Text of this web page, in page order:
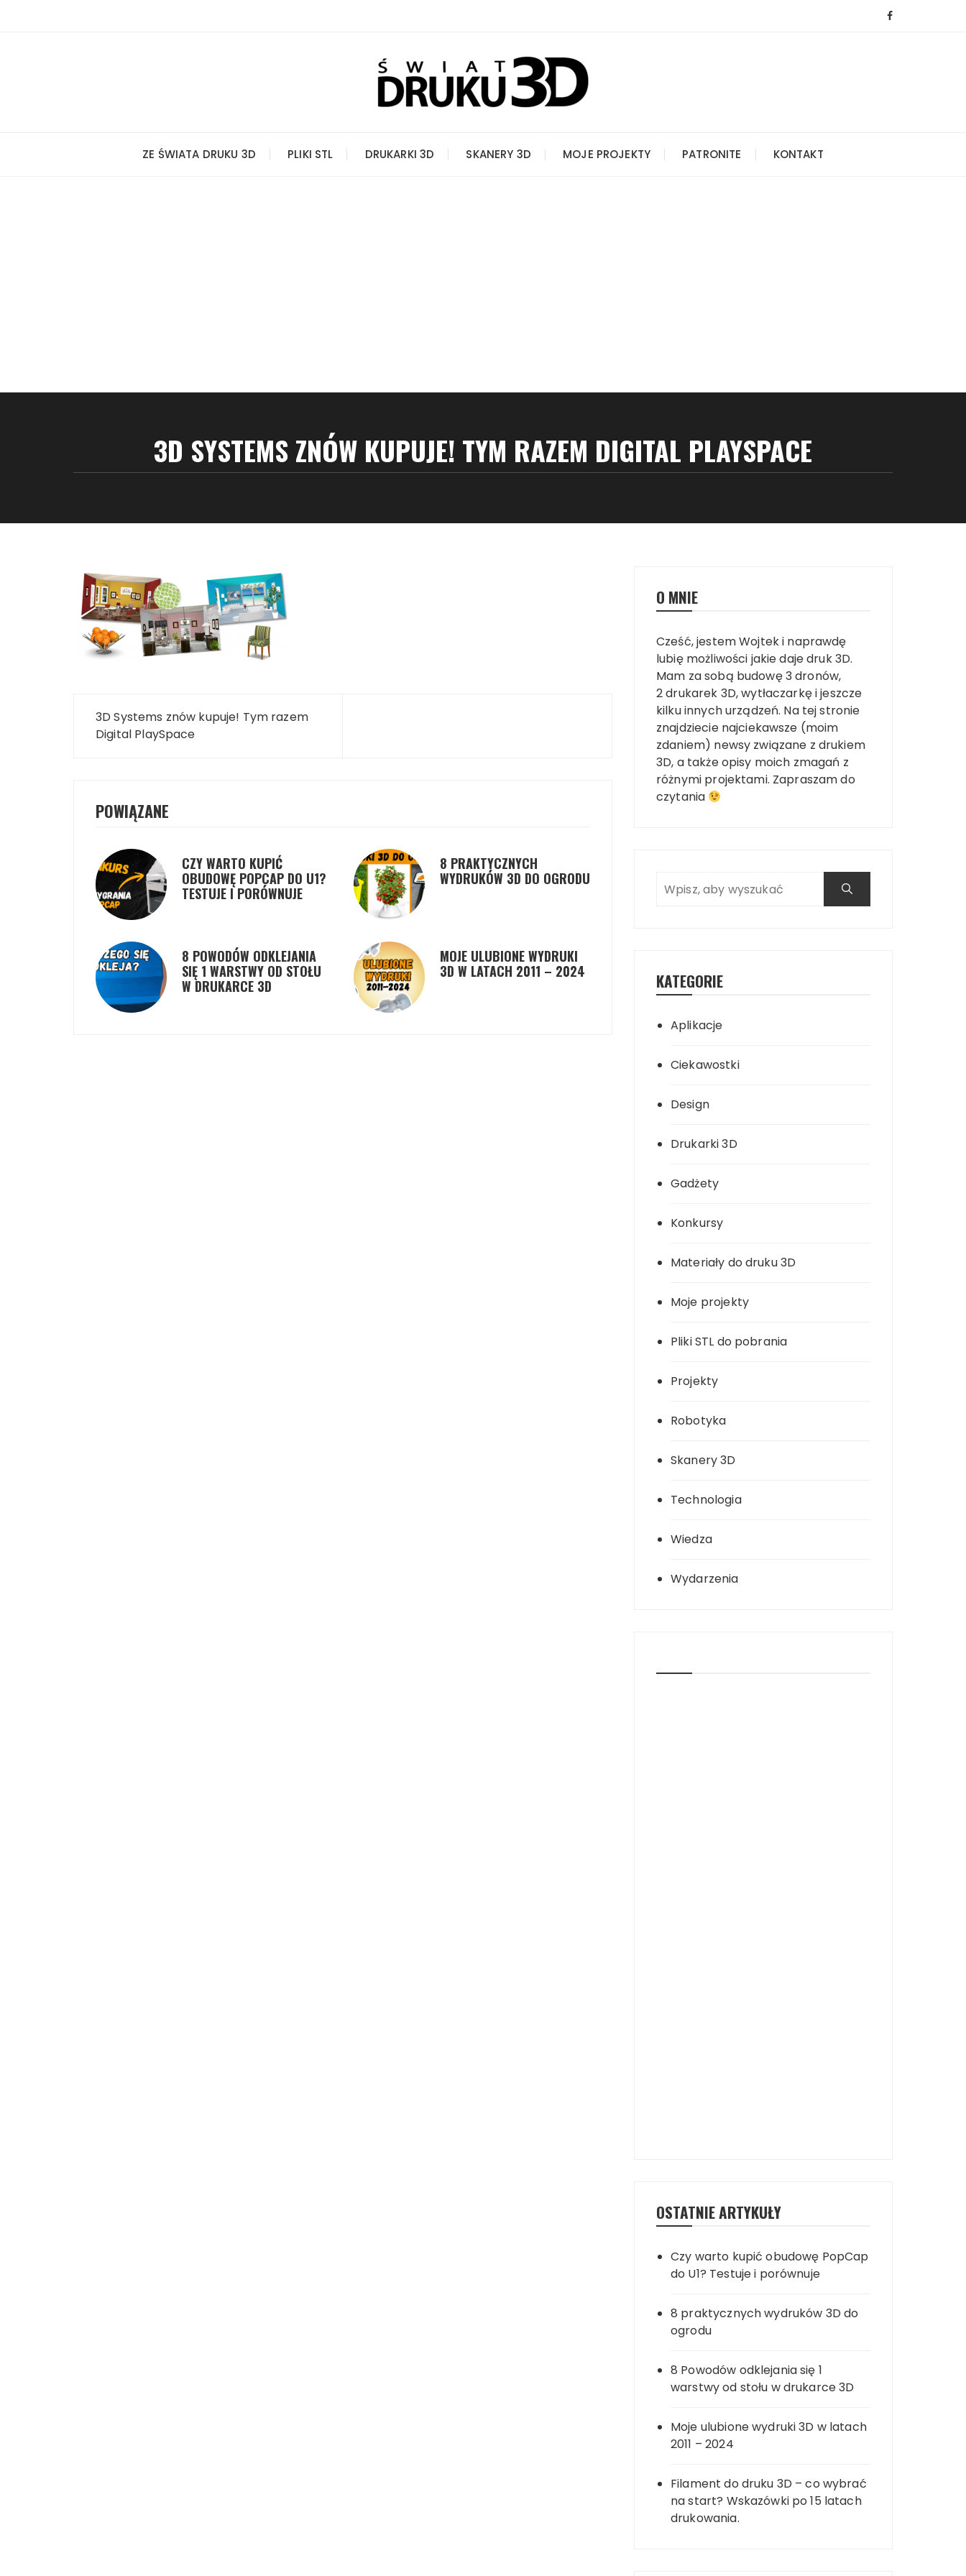
ZE ŚWIATA DRUKU 3D PLIKI STL DRUKARKI 3D SKANERY 3D MOJE PROJEKTY PATRONITE KONTAKT
3D SYSTEMS ZNÓW KUPUJE! TYM RAZEM DIGITAL PLAYSPACE
Nawigacja
wpisu
3D Systems znów kupuje! Tym razem
Digital PlaySpace
POWIĄZANE
CZY WARTO KUPIĆ
OBUDOWĘ POPCAP DO U1?
TESTUJE I PORÓWNUJE
8 PRAKTYCZNYCH
WYDRUKÓW 3D DO OGRODU
8 POWODÓW ODKLEJANIA
SIĘ 1 WARSTWY OD STOŁU
W DRUKARCE 3D
MOJE ULUBIONE WYDRUKI
3D W LATACH 2011 – 2024
O MNIE
Cześć, jestem Wojtek i naprawdę
lubię możliwości jakie daje druk 3D.
Mam za sobą budowę 3 dronów,
2 drukarek 3D, wytłaczarkę i jeszcze
kilku innych urządzeń. Na tej stronie
znajdziecie najciekawsze (moim
zdaniem) newsy związane z drukiem
3D, a także opisy moich zmagań z
różnymi projektami. Zapraszam do
czytania
KATEGORIE
Aplikacje
Ciekawostki
Design
Drukarki 3D
Gadżety
Konkursy
Materiały do druku 3D
Moje projekty
Pliki STL do pobrania
Projekty
Robotyka
Skanery 3D
Technologia
Wiedza
Wydarzenia
OSTATNIE ARTYKUŁY
Czy warto kupić obudowę PopCap
do U1? Testuje i porównuje
8 praktycznych wydruków 3D do
ogrodu
8 Powodów odklejania się 1
warstwy od stołu w drukarce 3D
Moje ulubione wydruki 3D w latach
2011 – 2024
Filament do druku 3D – co wybrać
na start? Wskazówki po 15 latach
drukowania.